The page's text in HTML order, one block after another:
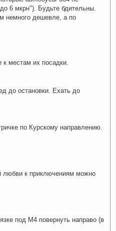
6 мкрн"). Будьте бдительны.
немного дешевле, а по
к местам их посадки.
до остановки. Ехать до
по Курскому направлению.
любви к приключениям можно
под М4 повернуть направо (в